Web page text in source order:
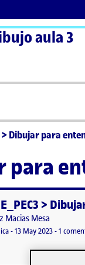
aula 3
> Dibujar para
para
>
por
Macias Mesa
-Fecha de publicación
13 May 202320
-1